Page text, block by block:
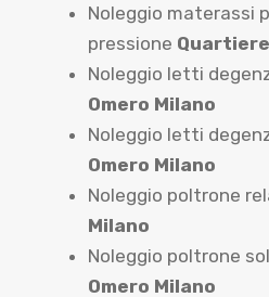
Noleggio materassi
pressione
Noleggio letti
Omero Milano
Noleggio letti
Omero Milano
Noleggio poltrone
Milano
Noleggio poltrone
Omero Milano